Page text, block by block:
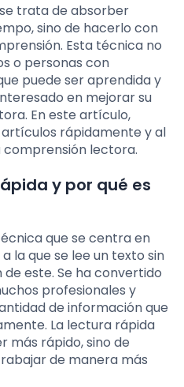
trata de absorber
sino de hacerlo con
Esta técnica no
o personas con
puede ser aprendida y
en mejorar su
En este artículo,
rápidamente y al
lectora.
y por qué es
que se centra en
la que se lee un texto sin
este. Se ha convertido
profesionales y
de información que
La lectura rápida
más rápido, sino de
de manera más